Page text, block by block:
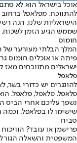
אוכל בישראל הוא לא
להתווכח. מפלאפל
שממש הגיע הזמן לשכוח.
חומוס
המלך הבלתי מעורער של
פיתה או אוכלים חומוס
ישראלים מתווכחים מאז
פלאפל
להונגרים יש כדורי בשר,
פלאפל, פלאפל, פלאפל.
נשפך עליכם אחרי הביס
שישימו לו בפלאפל, וכמה
סביח
פרישמן או עובד?
המשפטית והשאלה